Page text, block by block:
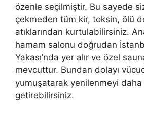
özenle seçilmiştir. Bu sayede
çekmeden tüm kir, toksin, ölü
atıklarından kurtulabilirsiniz.
hamam salonu doğrudan
Yakası’nda yer alır ve özel
mevcuttur. Bundan dolayı
yumuşatarak yenilenmeyi daha
getirebilirsiniz.